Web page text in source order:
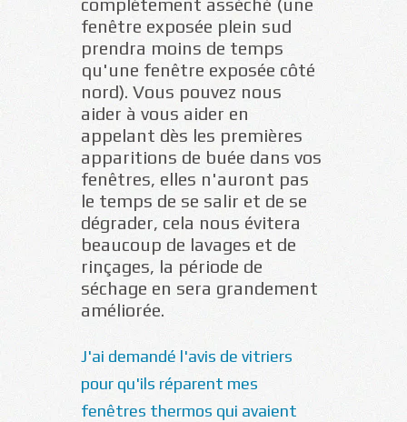
complètement asséché (une
fenêtre exposée plein sud
prendra moins de temps
qu'une fenêtre exposée côté
nord). Vous pouvez nous
aider à vous aider en
appelant dès les premières
apparitions de buée dans vos
fenêtres, elles n'auront pas
le temps de se salir et de se
dégrader, cela nous évitera
beaucoup de lavages et de
rinçages, la période de
séchage en sera grandement
améliorée.
J'ai demandé l'avis de vitriers
pour qu'ils réparent mes
fenêtres thermos qui avaient